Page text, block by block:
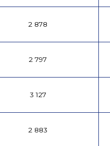
2 878
2 797
3 127
2 883